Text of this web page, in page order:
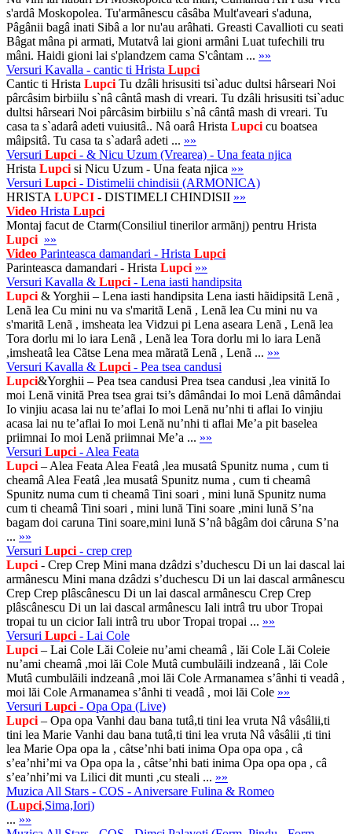
s'ardâ Moskopolea. Tu'armânescu câsâba Mult'aveari s'aduna,
Pâgânii bagâ inati Sibâ a lor nu'au arâhati. Greasti Cavallioti cu seati
Bâgat mâna pi armati, Mutatvâ lai gioni armâni Luat tufechili tru
mâni. Haidi gioni lai s'plandzem cama S'cântam ... »»
Versuri Kavalla - cantic ti Hrista Lupci
Cantic ti Hrista Lupci Tu dzâli hrisusiti tsi`aduc dultsi hârseari Noi
pârcâsim birbiilu s`nâ cântâ mash di vreari. Tu dzâli hrisusiti tsi`aduc
dultsi hârseari Noi pârcâsim birbiilu s`nâ cântâ mash di vreari. Tu
casa ta s`adarâ adeti vuiusitâ.. Nâ oarâ Hrista Lupci cu boatsea
mâipsitâ. Tu casa ta s`adarâ adeti ... »»
Versuri Lupci - & Nicu Uzum (Vrearea) - Una feata njica
Hrista Lupci si Nicu Uzum - Una feata njica »»
Versuri Lupci - Distimelii chindisii (ARMONICA)
HRISTA LUPCI - DISTIMELI CHINDISII »»
Video Hrista Lupci
Montaj facut de Ctarm(Consiliul tinerilor armãnj) pentru Hrista
Lupci »»
Video Parinteasca damandari - Hrista Lupci
Parinteasca damandari - Hrista Lupci »»
Versuri Kavalla & Lupci - Lena iasti handipsita
Lupci & Yorghii – Lena iasti handipsita Lena iasti hãidipsitã Lenã ,
Lenã lea Cu mini nu va s'maritã Lenã , Lenã lea Cu mini nu va
s'maritã Lenã , imsheata lea Vidzui pi Lena aseara Lenã , Lenã lea
Tora dorlu mi lo iara Lenã , Lenã lea Tora dorlu mi lo iara Lenã
,imsheatâ lea Cãtse Lena mea mãratã Lenã , Lenã ... »»
Versuri Kavalla & Lupci - Pea tsea candusi
Lupci&Yorghii – Pea tsea candusi Prea tsea candusi ,lea vinită Io
moi Lenă vinită Prea tsea grai tsi’s dâmândai Io moi Lenă dâmândai
Io vinjiu acasa lai nu te’aflai Io moi Lenă nu’nhi ti aflai Io vinjiu
acasa lai nu te’aflai Io moi Lenă nu’nhi ti aflai Me’a pit baselea
priimnai Io moi Lenă priimnai Me’a ... »»
Versuri Lupci - Alea Feata
Lupci – Alea Feata Alea Featâ ,lea musatâ Spunitz numa , cum ti
cheamâ Alea Featâ ,lea musatâ Spunitz numa , cum ti cheamâ
Spunitz numa cum ti cheamâ Tini soari , mini lună Spunitz numa
cum ti cheamâ Tini soari , mini lună Tini soare ,mini lună S’na
bagam doi caruna Tini soare,mini lună S’nâ bâgâm doi câruna S’na
... »»
Versuri Lupci - crep crep
Lupci - Crep Crep Mini mana dzâdzi s’duchescu Di un lai dascal lai
armânescu Mini mana dzâdzi s’duchescu Di un lai dascal armânescu
Crep Crep plâscânescu Di un lai dascal armânescu Crep Crep
plâscânescu Di un lai dascal armânescu Iali intrâ tru ubor Tropai
tropai tu un cicior Iali intrâ tru ubor Tropai tropai ... »»
Versuri Lupci - Lai Cole
Lupci – Lai Cole Lăi Coleie nu’ami cheamâ , lăi Cole Lăi Coleie
nu’ami cheamâ ,moi lăi Cole Mutâ cumbulăili indzeanâ , lăi Cole
Mutâ cumbulăili indzeanâ ,moi lăi Cole Armanamea s’ânhi ti veadâ ,
moi lăi Cole Armanamea s’ânhi ti veadâ , moi lăi Cole »»
Versuri Lupci - Opa Opa (Live)
Lupci – Opa opa Vanhi dau bana tutâ,ti tini lea vruta Nâ vâsâlii,ti
tini lea Marie Vanhi dau bana tutâ,ti tini lea vruta Nâ vâsâlii ,ti tini
lea Marie Opa opa la , câtse’nhi bati inima Opa opa opa , câ
s’ea’nhi’mi va Opa opa la , câtse’nhi bati inima Opa opa opa , câ
s’ea’nhi’mi va Lilici dit munti ,cu steali ... »»
Muzica All Stars - COS - Aniversare Fulina & Romeo
(Lupci,Sima,Iori)
... »»